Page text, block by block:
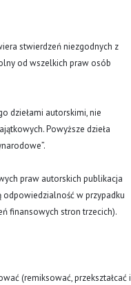
stwierdzeń niezgodnych z
od wszelkich praw osób
dziełami autorskimi, nie
Powyższe dzieła
praw autorskich publikacja
w przypadku
finansowych stron trzecich).
(remiksować, przekształcać i